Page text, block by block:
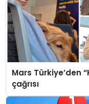
Mars Türkiye’den
çağrısı